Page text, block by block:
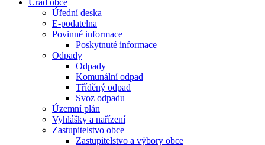
Úřad obce
Úřední deska
E-podatelna
Povinné informace
Poskytnuté informace
Odpady
Odpady
Komunální odpad
Tříděný odpad
Svoz odpadu
Územní plán
Vyhlášky a nařízení
Zastupitelstvo obce
Zastupitelstvo a výbory obce